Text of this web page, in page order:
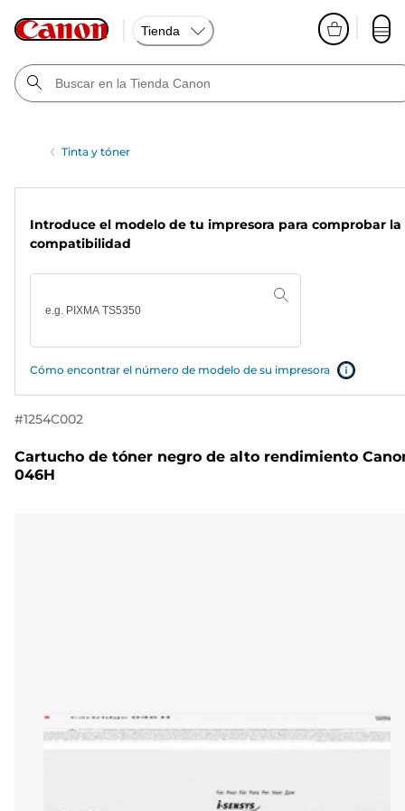
Tienda
Tinta y tóner
Introduce el modelo de tu impresora para comprobar la
compatibilidad
Cómo encontrar el número de modelo de su impresora
#1254C002
Cartucho de tóner negro de alto rendimiento
046H